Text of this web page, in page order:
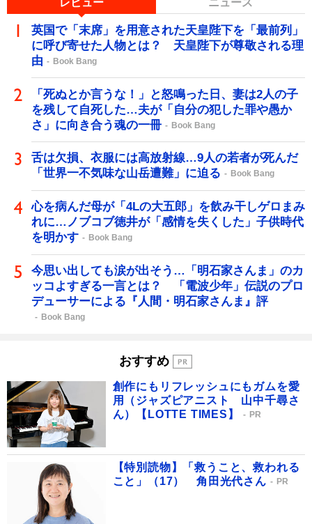
レビュー ニュース
英国で「末席」を用意された天皇陛下を「最前列」
に呼び寄せた人物とは？ 天皇陛下が尊敬される理
由
Book Bang
「死ぬとか言うな！」と怒鳴った日、妻は2人の子
を残して自死した…夫が「自分の犯した罪や愚か
さ」に向き合う魂の一冊
Book Bang
舌は欠損、衣服には高放射線…9人の若者が死んだ
「世界一不気味な山岳遭難」に迫る
Book Bang
心を病んだ母が「4Lの大五郎」を飲み干しゲロまみ
れに…ノブコブ徳井が「感情を失くした」子供時代
を明かす
Book Bang
今思い出しても涙が出そう…「明石家さんま」のカ
ッコよすぎる一言とは？ 「電波少年」伝説のプロ
デューサーによる『人間・明石家さんま』評
Book Bang
おすすめ
創作にもリフレッシュにもガムを愛
用（ジャズピアニスト 山中千尋さ
ん）【LOTTE TIMES】
PR
【特別読物】「救うこと、救われる
こと」（17） 角田光代さん
PR